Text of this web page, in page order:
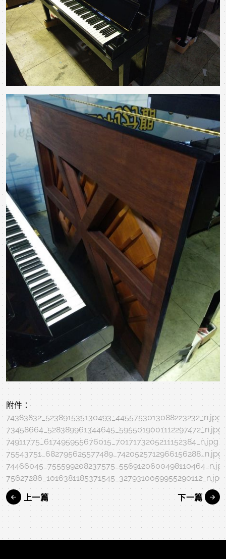
附件：
74383832_523891535130493_4455753013088223232_n.jpg
73458664_528389961344645_5955019001112297472_n.jpg
74911775_617495955676015_7017173205211152384_n.jpg
75543751_682795625577489_7420525712966156288_n.jpg
75627286_1016381185371545_3279310059955290112_n.jpg
上一篇 下一篇